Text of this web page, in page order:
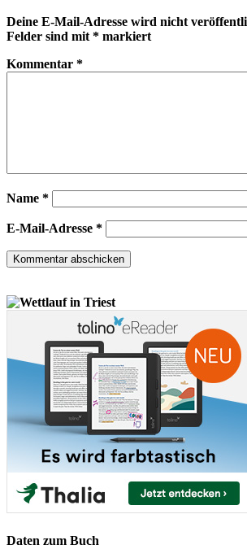
Deine E-Mail-Adresse wird nicht
Felder sind mit * markiert
Kommentar *
Name *
E-Mail-Adresse *
Daten zum Buch